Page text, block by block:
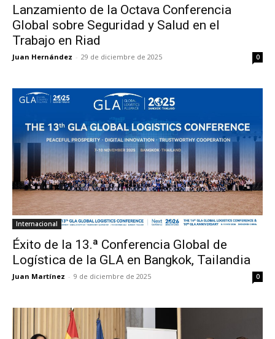
Lanzamiento de la Octava Conferencia
Global sobre Seguridad y Salud en el
Trabajo en Riad
Juan Hernández - 29 de diciembre de 2025 0
Internacional
Éxito de la 13.ª Conferencia Global de
Logística de la GLA en Bangkok, Tailandia
Juan Martínez - 9 de diciembre de 2025 0